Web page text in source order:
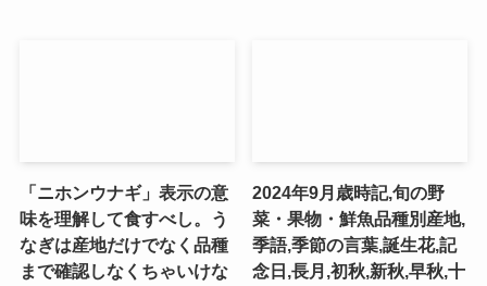
「ニホンウナギ」表示の意
味を理解して食すべし。う
なぎは産地だけでなく品種
まで確認しなくちゃいけな
2024年9月歳時記,旬の野
菜・果物・鮮魚品種別産地,
季語,季節の言葉,誕生花,記
念日,長月,初秋,新秋,早秋,十